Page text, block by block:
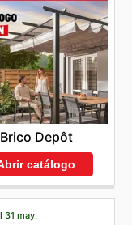
Brico Depôt
catálogo
31 may.